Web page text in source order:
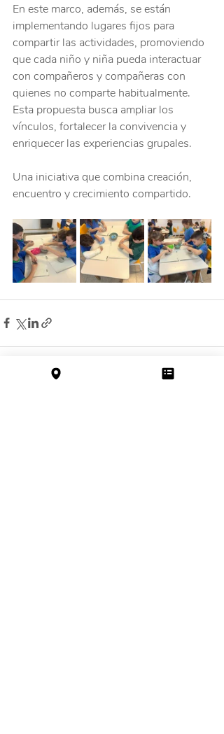
En este marco, además, se están
implementando lugares fijos para
compartir las actividades, promoviendo
que cada niño y niña pueda interactuar
con compañeros y compañeras con
quienes no comparte habitualmente.
Esta propuesta busca ampliar los
vínculos, fortalecer la convivencia y
enriquecer las experiencias grupales.
Una iniciativa que combina creación,
encuentro y crecimiento compartido.